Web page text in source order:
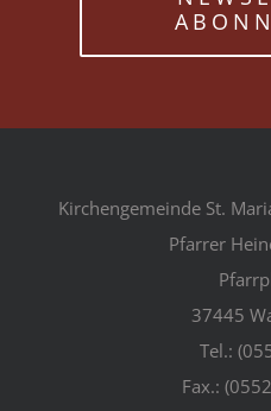
Kirchengemeinde St.
Pfarrer
37445
Tel.:
Fax.: